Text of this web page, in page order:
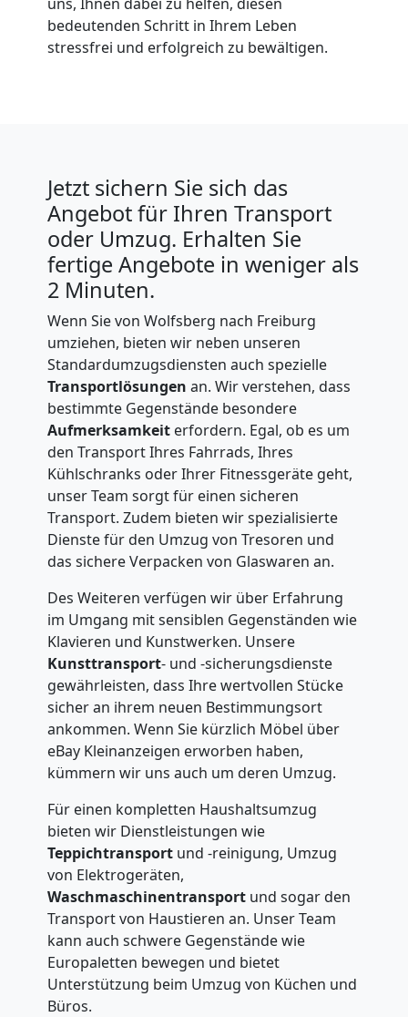
bedeutenden Schritt in Ihrem Leben
stressfrei und erfolgreich zu bewältigen.
Jetzt sichern Sie sich das
Angebot für Ihren Transport
oder Umzug. Erhalten Sie
fertige Angebote in weniger als
2 Minuten.
Wenn Sie von Wolfsberg nach Freiburg
umziehen, bieten wir neben unseren
Standardumzugsdiensten auch spezielle
Transportlösungen an. Wir verstehen, dass
bestimmte Gegenstände besondere
Aufmerksamkeit erfordern. Egal, ob es um
den Transport Ihres Fahrrads, Ihres
Kühlschranks oder Ihrer Fitnessgeräte geht,
unser Team sorgt für einen sicheren
Transport. Zudem bieten wir spezialisierte
Dienste für den Umzug von Tresoren und
das sichere Verpacken von Glaswaren an.
Des Weiteren verfügen wir über Erfahrung
im Umgang mit sensiblen Gegenständen wie
Klavieren und Kunstwerken. Unsere
Kunsttransport- und -sicherungsdienste
gewährleisten, dass Ihre wertvollen Stücke
sicher an ihrem neuen Bestimmungsort
ankommen. Wenn Sie kürzlich Möbel über
eBay Kleinanzeigen erworben haben,
kümmern wir uns auch um deren Umzug.
Für einen kompletten Haushaltsumzug
bieten wir Dienstleistungen wie
Teppichtransport und -reinigung, Umzug
von Elektrogeräten,
Waschmaschinentransport und sogar den
Transport von Haustieren an. Unser Team
kann auch schwere Gegenstände wie
Europaletten bewegen und bietet
Unterstützung beim Umzug von Küchen und
Büros.